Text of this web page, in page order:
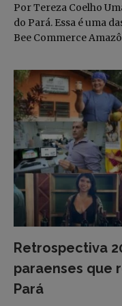
Por Tereza Coelho
do Pará. Essa é uma
Bee Commerce
Retrospectiva
paraenses que
Pará